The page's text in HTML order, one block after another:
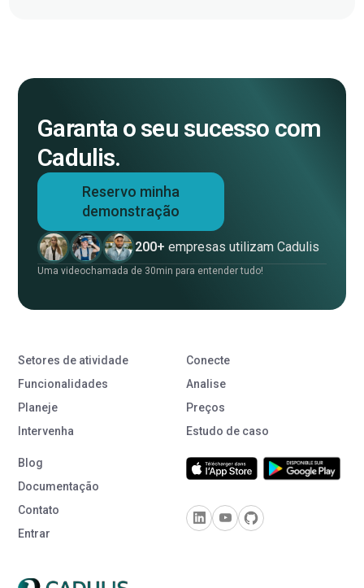
Garanta o seu sucesso com
Cadulis.
Reservo minha
demonstração
200+ empresas utilizam Cadulis
Uma videochamada de 30min para entender tudo!
Setores de atividade
Funcionalidades
Planeje
Intervenha
Conecte
Analise
Preços
Estudo de caso
Blog
Documentação
Contato
Entrar